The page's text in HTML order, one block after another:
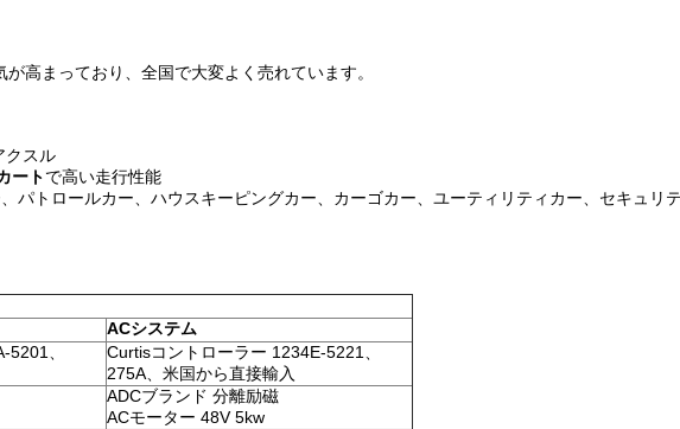
が高まっており、全国で大変よく売れています。
クスル
ートで高い走行性能
、パトロールカー、ハウスキーピングカー、カーゴカー、ユーティリティカー、セキュリ
ACシステム
、
Curtisコントローラー 1234E-5221、
275A、米国から直接輸入
ADCブランド 分離励磁
ACモーター 48V 5kw